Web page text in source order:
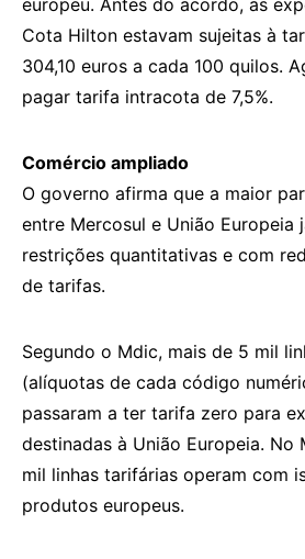
europeu. Antes do acordo, as
Cota Hilton estavam sujeitas à
304,10 euros a cada 100 quilos.
pagar tarifa intracota de 7,5%.
Comércio ampliado
O governo afirma que a maior
entre Mercosul e União Europeia
restrições quantitativas e com
de tarifas.
Segundo o Mdic, mais de 5 mil
(alíquotas de cada código
passaram a ter tarifa zero para
destinadas à União Europeia. No
mil linhas tarifárias operam com
produtos europeus.